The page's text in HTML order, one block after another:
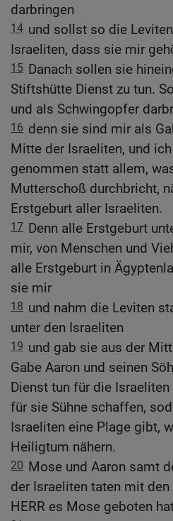
darbringen
14 und sollst so die
Israeliten, dass sie mir
15 Danach sollen sie
Stiftshütte Dienst zu tun.
und als Schwingopfer
16 denn sie sind mir als
Mitte der Israeliten, und
genommen statt allem,
Mutterschoß durchbricht,
Erstgeburt aller Israeliten.
17 Denn alle Erstgeburt
mir, von Menschen und
alle Erstgeburt in
sie mir
18 und nahm die Leviten
unter den Israeliten
19 und gab sie aus der
Gabe Aaron und seinen
Dienst tun für die
für sie Sühne schaffen,
Israeliten eine Plage gibt,
Heiligtum nähern.
20 Mose und Aaron samt
der Israeliten taten mit
HERR es Mose geboten